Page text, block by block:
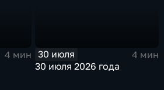
4 мин
30 июля
4 мин
30 июля 2026 года